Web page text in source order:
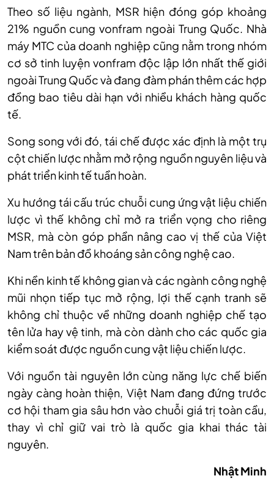
Theo số liệu ngành, MSR hiện đóng góp khoảng
21% nguồn cung vonfram ngoài Trung Quốc. Nhà
máy MTC của doanh nghiệp cũng nằm trong nhóm
cơ sở tinh luyện vonfram độc lập lớn nhất thế giới
ngoài Trung Quốc và đang đàm phán thêm các hợp
đồng bao tiêu dài hạn với nhiều khách hàng quốc
tế.
Song song với đó, tái chế được xác định là một trụ
cột chiến lược nhằm mở rộng nguồn nguyên liệu và
phát triển kinh tế tuần hoàn.
Xu hướng tái cấu trúc chuỗi cung ứng vật liệu chiến
lược vì thế không chỉ mở ra triển vọng cho riêng
MSR, mà còn góp phần nâng cao vị thế của Việt
Nam trên bản đồ khoáng sản công nghệ cao.
Khi nền kinh tế không gian và các ngành công nghệ
mũi nhọn tiếp tục mở rộng, lợi thế cạnh tranh sẽ
không chỉ thuộc về những doanh nghiệp chế tạo
tên lửa hay vệ tinh, mà còn dành cho các quốc gia
kiểm soát được nguồn cung vật liệu chiến lược.
Với nguồn tài nguyên lớn cùng năng lực chế biến
ngày càng hoàn thiện, Việt Nam đang đứng trước
cơ hội tham gia sâu hơn vào chuỗi giá trị toàn cầu,
thay vì chỉ giữ vai trò là quốc gia khai thác tài
nguyên.
Nhật Minh